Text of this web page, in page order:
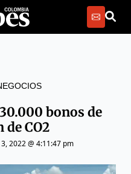
bonos de
CO2
2022 @ 4:11:47 pm